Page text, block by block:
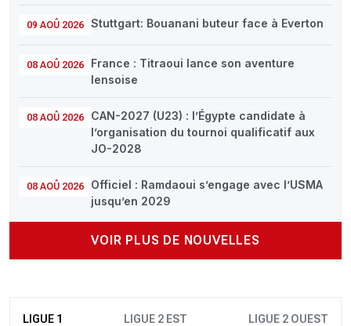
09 AOÛ 2026 Stuttgart: Bouanani buteur face à Everton
08 AOÛ 2026
France : Titraoui lance son aventure
lensoise
08 AOÛ 2026
CAN-2027 (U23) : l’Égypte candidate à
l’organisation du tournoi qualificatif aux
JO-2028
08 AOÛ 2026
Officiel : Ramdaoui s’engage avec l’USMA
jusqu’en 2029
VOIR PLUS DE NOUVELLES
LIGUE 1 LIGUE 2 EST LIGUE 2 OUEST